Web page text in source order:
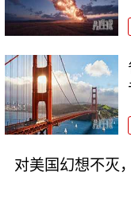
对美国幻想不灭